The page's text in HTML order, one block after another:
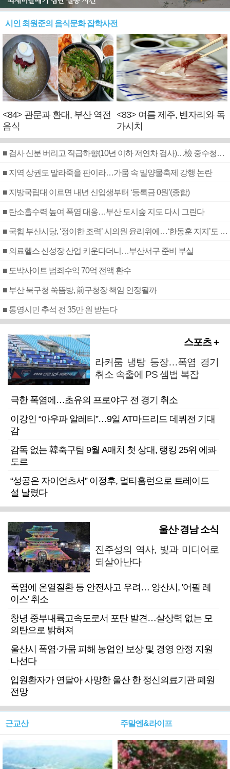
시인 최원준의 음식문화 잡학사전
<84> 관문과 환대, 부산 역전
음식
<83> 여름 제주, 벤자리와 독
가시치
■ 검사 신분 버리고 직급하향(10년 이하 저연차 검사)…檢 중수청행 기피
■ 지역 상권도 말라죽을 판이라…가뭄 속 밀양물축제 강행 논란
■ 지방국립대 이르면 내년 신입생부터 ‘등록금 0원’(종합)
■ 탄소흡수력 높여 폭염 대응…부산 도시숲 지도 다시 그린다
■ 국힘 부산시당, ‘정이한 조력’ 시의원 윤리위에…‘한동훈 지지’도 신고접수
■ 의료헬스 신성장 산업 키운다더니…부산서구 준비 부실
■ 도박사이트 범죄수익 70억 전액 환수
■ 부산 북구청 쑥뜸방, 前구청장 책임 인정될까
■ 통영시민 추석 전 35만 원 받는다
스포츠 +
라커룸 냉탕 등장…폭염 경기
취소 속출에 PS 셈법 복잡
극한 폭염에…초유의 프로야구 전 경기 취소
이강인 “아우파 알레티”…9일 AT마드리드 데뷔전 기대
감
감독 없는 韓축구팀 9월 A매치 첫 상대, 랭킹 25위 에콰
도르
“성공은 자이언츠서” 이정후, 멀티홈런으로 트레이드
설 날렸다
울산·경남 소식
진주성의 역사, 빛과 미디어로
되살아난다
폭염에 온열질환 등 안전사고 우려… 양산시, '어필 레
이스' 취소
창녕 중부내륙고속도로서 포탄 발견…살상력 없는 모
의탄으로 밝혀져
울산시 폭염·가뭄 피해 농업인 보상 및 경영 안정 지원
나선다
입원환자가 연달아 사망한 울산 한 정신의료기관 폐원
전망
근교산 주말엔&라이프